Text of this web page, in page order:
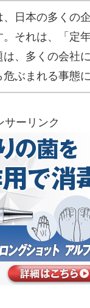
日本の多くの
それは、「定
、多くの会社
ぶまれる事態
サーリンク